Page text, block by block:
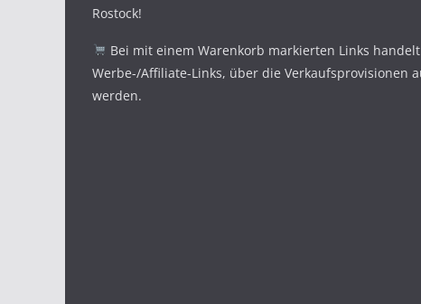
Rostock!
Bei mit einem Warenkorb markierten Links
Werbe-/Affiliate-Links, über die Verkaufsprovisionen
werden.